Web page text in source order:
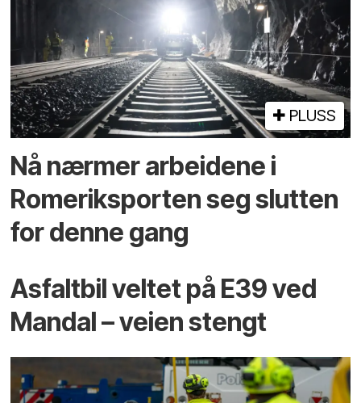
PLUSS
Nå nærmer arbeidene i
Romeriksporten seg slutten
for denne gang
Asfaltbil veltet på E39 ved
Mandal – veien stengt